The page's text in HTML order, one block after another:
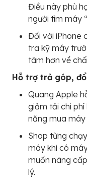
Điều này phù
người tìm máy
Đối với iPhone
tra kỹ máy
tâm hơn về
Hỗ trợ trả góp,
Quang Apple
giảm tải chi phí
năng mua máy
Shop từng
máy khi có
muốn nâng
lý.